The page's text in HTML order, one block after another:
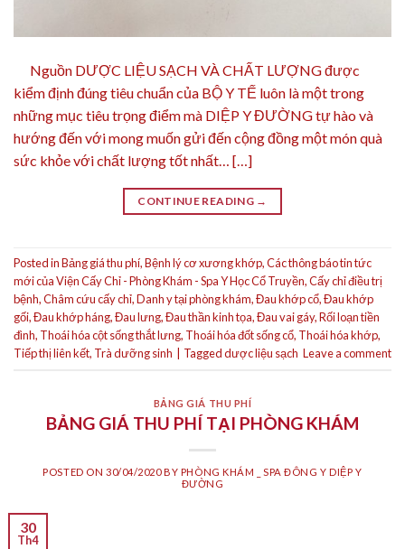
Nguồn DƯỢC LIỆU SẠCH VÀ CHẤT LƯỢNG được
kiểm định đúng tiêu chuẩn của BỘ Y TẾ luôn là một trong
những mục tiêu trọng điểm mà DIỆP Y ĐƯỜNG tự hào và
hướng đến với mong muốn gửi đến cộng đồng một món quà
sức khỏe với chất lượng tốt nhất… […]
CONTINUE READING →
Posted inBảng giá thu phí,Bệnh lý cơ xương khớp,Các thông báo tin tức
mới của Viện Cấy Chỉ - Phòng Khám - Spa Y Học Cổ Truyền,Cấy chỉ điều trị
bệnh,Châm cứu cấy chỉ,Danh y tại phòng khám,Đau khớp cổ,Đau khớp
gối,Đau khớp háng,Đau lưng,Đau thần kinh tọa,Đau vai gáy,Rối loạn tiền
đình, Thoái hóa cột sống thắt lưng, Thoái hóa đốt sống cổ, Thoái hóa khớp,
Tiếp thị liên kết, Trà dưỡng sinh Taggeddược liệu sạch Leave a comment
BẢNG GIÁ THU PHÍ
BẢNG GIÁ THU PHÍ TẠI PHÒNG KHÁM
POSTED ON 30/04/2020BY PHÒNG KHÁM _ SPA ĐÔNG Y DIỆP Y
ĐƯỜNG
30
Th4